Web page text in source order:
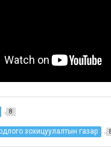
8
зохицуулалтын газар